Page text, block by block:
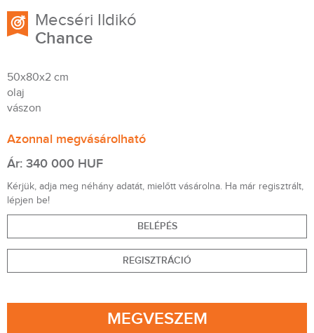
Mecséri Ildikó
Chance
50x80x2 cm
olaj
vászon
Azonnal megvásárolható
Ár: 340 000 HUF
Kérjük, adja meg néhány adatát, mielőtt vásárolna. Ha már regisztrált,
lépjen be!
BELÉPÉS
REGISZTRÁCIÓ
MEGVESZEM